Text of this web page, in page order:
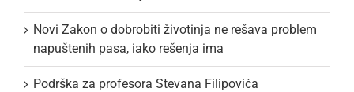
Novi Zakon o dobrobiti životinja ne rešava problem
napuštenih pasa, iako rešenja ima
Podrška za profesora Stevana Filipovića